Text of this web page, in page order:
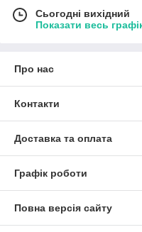
Сьогодні вихідний
Показати весь
Про нас
Контакти
Доставка та оплата
Графік роботи
Повна версія сайту